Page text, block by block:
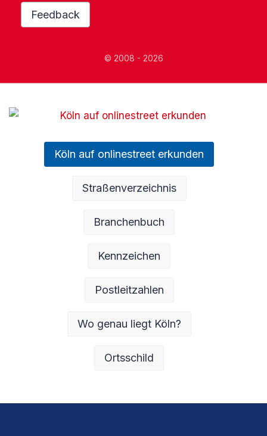
Feedback
© 2008 - 2026
Köln auf onlinestreet erkunden
Straßenverzeichnis
Branchenbuch
Kennzeichen
Postleitzahlen
Wo genau liegt Köln?
Ortsschild